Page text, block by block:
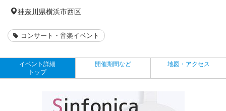
神奈川県横浜市西区
コンサート・音楽イベント
イベント詳細
トップ
開催期間など 地図・アクセス